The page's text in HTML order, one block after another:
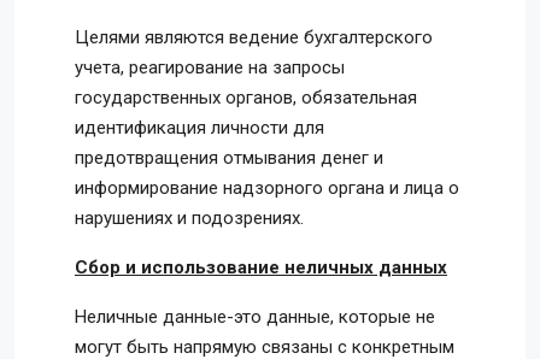
Целями являются ведение бухгалтерского
учета, реагирование на запросы
государственных органов, обязательная
идентификация личности для
предотвращения отмывания денег и
информирование надзорного органа и лица о
нарушениях и подозрениях.
Сбор и использование неличных данных
Неличные данные-это данные, которые не
могут быть напрямую связаны с конкретным